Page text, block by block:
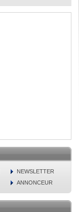
NEWSLETTER
ANNONCEUR